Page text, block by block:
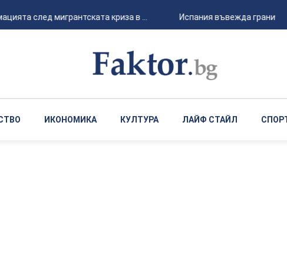
след мигрантската криза в ... Испания въвежда
ИКОНОМИКА КУЛТУРА ЛАЙФ СТАЙЛ